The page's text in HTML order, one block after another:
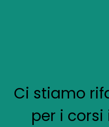
Ci stiamo
per i corsi